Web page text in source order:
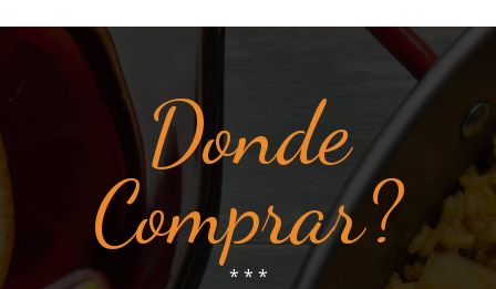
Donde
Comprar?
* * *